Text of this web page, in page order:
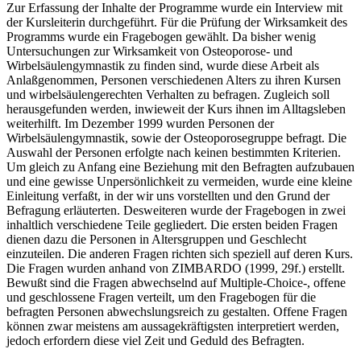
Zur Erfassung der Inhalte der Programme wurde ein Interview mit
der Kursleiterin durchgeführt. Für die Prüfung der Wirksamkeit des
Programms wurde ein Fragebogen gewählt. Da bisher wenig
Untersuchungen zur Wirksamkeit von Osteoporose- und
Wirbelsäulengymnastik zu finden sind, wurde diese Arbeit als
Anlaßgenommen, Personen verschiedenen Alters zu ihren Kursen
und wirbelsäulengerechten Verhalten zu befragen. Zugleich soll
herausgefunden werden, inwieweit der Kurs ihnen im Alltagsleben
weiterhilft. Im Dezember 1999 wurden Personen der
Wirbelsäulengymnastik, sowie der Osteoporosegruppe befragt. Die
Auswahl der Personen erfolgte nach keinen bestimmten Kriterien.
Um gleich zu Anfang eine Beziehung mit den Befragten aufzubauen
und eine gewisse Unpersönlichkeit zu vermeiden, wurde eine kleine
Einleitung verfaßt, in der wir uns vorstellten und den Grund der
Befragung erläuterten. Desweiteren wurde der Fragebogen in zwei
inhaltlich verschiedene Teile gegliedert. Die ersten beiden Fragen
dienen dazu die Personen in Altersgruppen und Geschlecht
einzuteilen. Die anderen Fragen richten sich speziell auf deren Kurs.
Die Fragen wurden anhand von ZIMBARDO (1999, 29f.) erstellt.
Bewußt sind die Fragen abwechselnd auf Multiple-Choice-, offene
und geschlossene Fragen verteilt, um den Fragebogen für die
befragten Personen abwechslungsreich zu gestalten. Offene Fragen
können zwar meistens am aussagekräftigsten interpretiert werden,
jedoch erfordern diese viel Zeit und Geduld des Befragten.